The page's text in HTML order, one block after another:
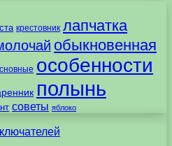
крестовник лапчатка
обыкновенная
особенности
полынь
советы яблоко